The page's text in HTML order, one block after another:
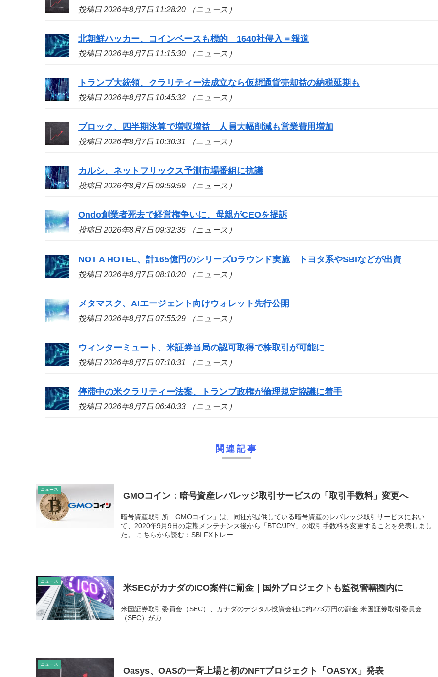
投稿日 2026年8月7日 11:28:20 （ニュース）
北朝鮮ハッカー、コインベースも標的 1640社侵入＝報道
投稿日 2026年8月7日 11:15:30 （ニュース）
トランプ大統領、クラリティー法成立なら仮想通貨売却益の納税延期も
投稿日 2026年8月7日 10:45:32 （ニュース）
ブロック、四半期決算で増収増益 人員大幅削減も営業費用増加
投稿日 2026年8月7日 10:30:31 （ニュース）
カルシ、ネットフリックス予測市場番組に抗議
投稿日 2026年8月7日 09:59:59 （ニュース）
Ondo創業者死去で経営権争いに、母親がCEOを提訴
投稿日 2026年8月7日 09:32:35 （ニュース）
NOT A HOTEL、計165億円のシリーズDラウンド実施 トヨタ系やSBIなどが出資
投稿日 2026年8月7日 08:10:20 （ニュース）
メタマスク、AIエージェント向けウォレット先行公開
投稿日 2026年8月7日 07:55:29 （ニュース）
ウィンターミュート、米証券当局の認可取得で株取引が可能に
投稿日 2026年8月7日 07:10:31 （ニュース）
停滞中の米クラリティー法案、トランプ政権が倫理規定協議に着手
投稿日 2026年8月7日 06:40:33 （ニュース）
関連記事
ニュース
GMOコイン：暗号資産レバレッジ取引サービスの「取引手数料」変更へ
暗号資産取引所「GMOコイン」は、同社が提供している暗号資産のレバレッジ取引サービスにおい
て、2020年9月9日の定期メンテナンス後から「BTC/JPY」の取引手数料を変更することを発表しまし
た。 こちらから読む：SBI FXトレー...
ニュース
米SECがカナダのICO案件に罰金｜国外プロジェクトも監視管轄圏内に
米国証券取引委員会（SEC）、カナダのデジタル投資会社に約273万円の罰金 米国証券取引委員会
（SEC）がカ...
ニュース
Oasys、OASの一斉上場と初のNFTプロジェクト「OASYX」発表